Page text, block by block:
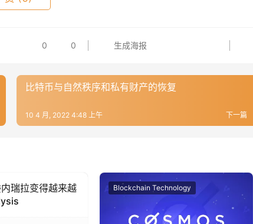
0 0 生成海报
比特币与自然秩序和私有财产的恢复
下一篇
10 4 月, 2022 4:48 上午
瑞拉变得越来越
Blockchain Technology